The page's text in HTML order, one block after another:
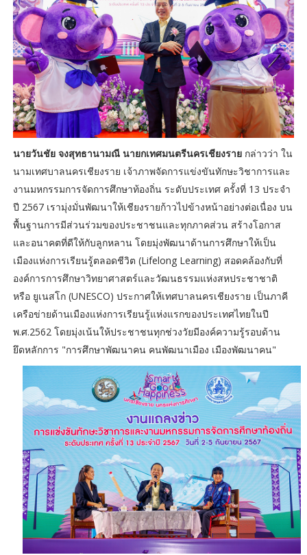
นายวันชัย จงสุทธานามณี นายกเทศมนตรีนครเชียงราย กล่าวว่า ใน
นามเทศบาลนครเชียงราย เจ้าภาพจัดการแข่งขันทักษะวิชาการและ
งานมหกรรมการจัดการศึกษาท้องถิ่น ระดับประเทศ ครั้งที่ 13 ประจำ
ปี 2567 เรามุ่งมั่นพัฒนาให้เชียงรายก้าวไปข้างหน้าอย่างต่อเนื่อง บน
พื้นฐานการมีส่วนร่วมของประชาชนและทุกภาคส่วน สร้างโอกาส
และอนาคตที่ดีให้กับลูกหลาน โดยมุ่งพัฒนาด้านการศึกษาให้เป็น
เมืองแห่งการเรียนรู้ตลอดชีวิต (Lifelong Learning) สอดคล้องกับที่
องค์การการศึกษาวิทยาศาสตร์และวัฒนธรรมแห่งสหประชาชาติ
หรือ ยูเนสโก (UNESCO) ประกาศให้เทศบาลนครเชียงราย เป็นภาคี
เครือข่ายด้านเมืองแห่งการเรียนรู้แห่งแรกของประเทศไทยในปี
พ.ศ.2562 โดยมุ่งเน้นให้ประชาชนทุกช่วงวัยมีองค์ความรู้รอบด้าน
ยึดหลักการ "การศึกษาพัฒนาคน คนพัฒนาเมือง เมืองพัฒนาคน"